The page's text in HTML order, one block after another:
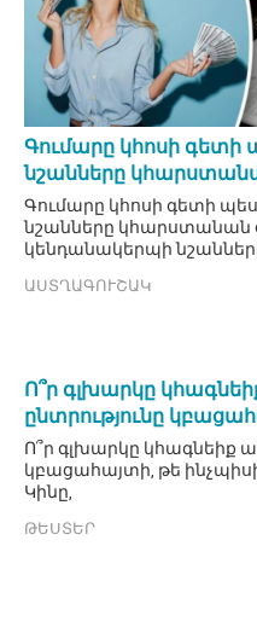
Գումարը կհոսի գետի
նշանները
Գումարը կհոսի գետի
նշանները կհարստանան
կենդանակերպի
ԱՍՏՂԱԳՈՒՇԱԿ
Ո՞ր գլխարկը
ընտրությունը
Ո՞ր գլխարկը կհագնեիք
կբացահայտի, թե
Կինը,
ԹԵՍՏԵՐ